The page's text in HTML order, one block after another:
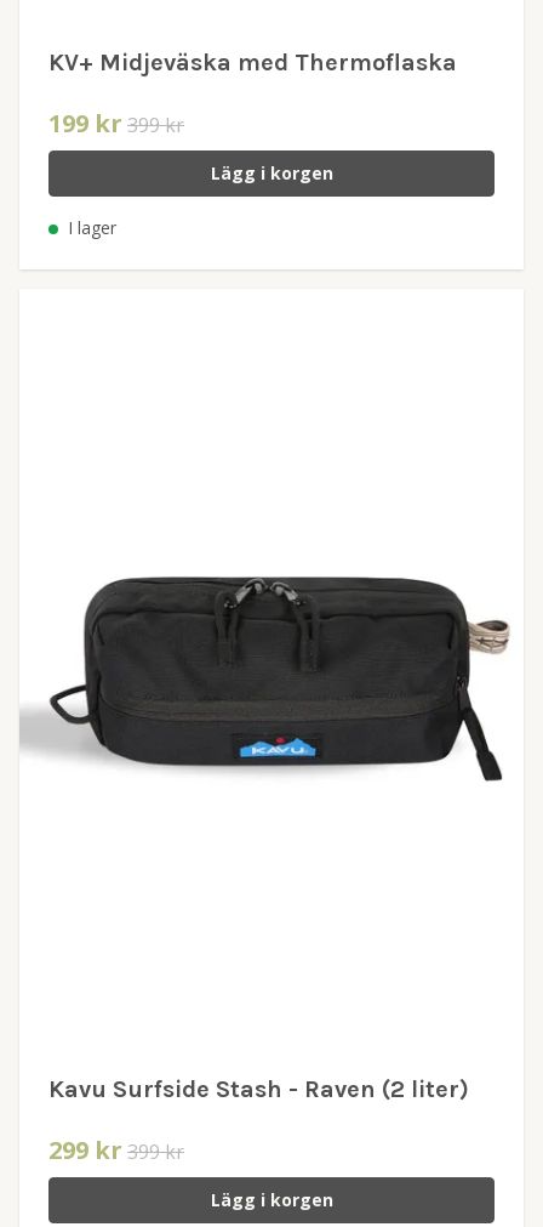
KV+ Midjeväska med Thermoflaska
199 kr 399 kr
Lägg i korgen
I lager
Kavu Surfside Stash - Raven (2 liter)
299 kr 399 kr
Lägg i korgen